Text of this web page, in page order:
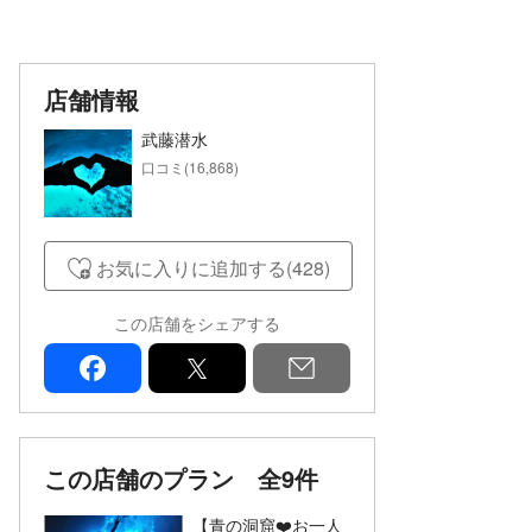
店舗情報
武藤潜水
口コミ(16,868)
お気に入りに追加する(428)
この店舗をシェアする
facebook
この店舗のプラン 全9件
【青の洞窟❤️お一人